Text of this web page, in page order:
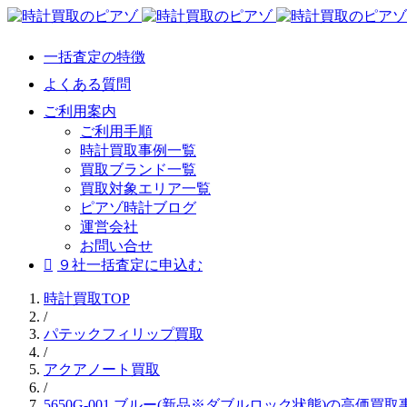
一括査定の特徴
よくある質問
ご利用案内
ご利用手順
時計買取事例一覧
買取ブランド一覧
買取対象エリア一覧
ピアゾ時計ブログ
運営会社
お問い合せ
９社一括査定に申込む
時計買取TOP
/
パテックフィリップ買取
/
アクアノート買取
/